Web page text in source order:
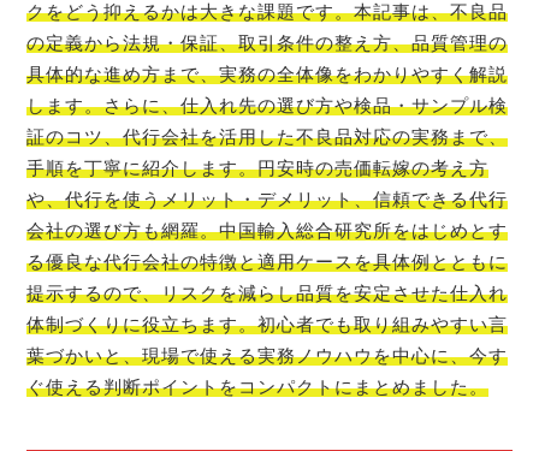
クをどう抑えるかは大きな課題です。本記事は、不良品
の定義から法規・保証、取引条件の整え方、品質管理の
具体的な進め方まで、実務の全体像をわかりやすく解説
します。さらに、仕入れ先の選び方や検品・サンプル検
証のコツ、代行会社を活用した不良品対応の実務まで、
手順を丁寧に紹介します。円安時の売価転嫁の考え方
や、代行を使うメリット・デメリット、信頼できる代行
会社の選び方も網羅。中国輸入総合研究所をはじめとす
る優良な代行会社の特徴と適用ケースを具体例とともに
提示するので、リスクを減らし品質を安定させた仕入れ
体制づくりに役立ちます。初心者でも取り組みやすい言
葉づかいと、現場で使える実務ノウハウを中心に、今す
ぐ使える判断ポイントをコンパクトにまとめました。